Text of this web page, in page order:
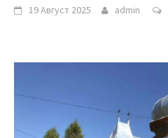
19 Август 2025 admin